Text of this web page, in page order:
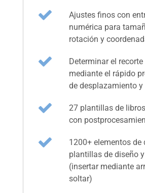
Ajustes finos con
numérica para
rotación y
Determinar el
mediante el rápido
de desplazamiento y
27 plantillas de
con
1200+ elementos de
plantillas de diseño
(insertar mediante
soltar)